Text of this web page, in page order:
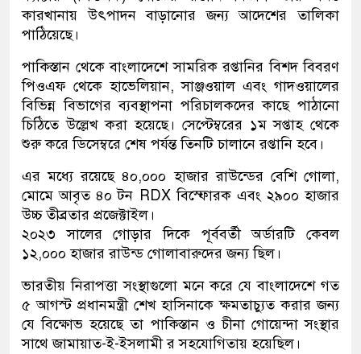
কারখানায় উৎপাদন বাড়ানোর জন্য আদেশের তালিকা
পাঠিয়েছে।
পাকিস্তান থেকে বাংলাদেশে সামরিক রপ্তানির বিশদ বিবরণ
পিওএফ থেকে হাভেলিয়ান, সাঞ্জওয়াল এবং গাদওয়ালের
বিভিন্ন বিভাগের ব্যবস্থাপনা পরিচালকদের কাছে পাঠানো
চিঠিতে উল্লেখ করা হয়েছে। সেপ্টেম্বরের ১ম সপ্তাহ থেকে
শুরু করে ডিসেম্বরে শেষ পর্যন্ত তিনটি চালানে রপ্তানি হবে।
এর মধ্যে রয়েছে ৪০,০০০ হাজার রাউন্ডের বেশি গোলা,
মোমে আবৃত ৪০ টন RDX বিস্ফোরক এবং ২৯০০ হাজার
উচ্চ তীব্রতার প্রজেক্টাইল।
২০২৩ সালের গোড়ার দিকে পূর্ববর্তী অর্ডারটি কেবল
১২,০০০ হাজার রাউন্ড গোলাবারুদের জন্য ছিল।
ভারতীয় নিরাপত্তা সংস্থাগুলো মনে করে যে বাংলাদেশে গত
৫ আগস্ট প্রধানমন্ত্রী শেখ হাসিনাকে ক্ষমতাচ্যুত করার জন্য
যে বিক্ষোভ হয়েছে তা পাকিস্তান ও চীনা গোয়েন্দা সংস্থার
সাথে জামায়াত-ই-ইসলামী র সহযোগিতায় হয়েছিল।